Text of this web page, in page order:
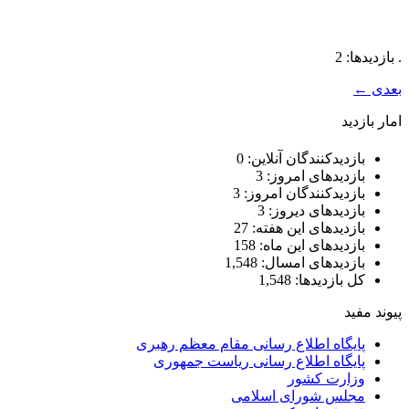
. بازدیدها: 2
بعدی ←
امار بازدید
بازدیدکنندگان آنلاین: 0
بازدیدهای امروز: 3
بازدیدکنندگان امروز: 3
بازدیدهای دیروز: 3
بازدیدهای این هفته: 27
بازدیدهای این ماه: 158
بازدیدهای امسال: 1,548
کل بازدیدها: 1,548
پیوند مفید
پایگاه اطلاع رسانی مقام معظم رهبری
پایگاه اطلاع رسانی ریاست جمهوری
وزارت کشور
مجلس شورای اسلامی